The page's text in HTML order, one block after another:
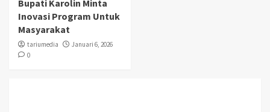
Bupati Karolin Minta
Inovasi Program Untuk
Masyarakat
tariumedia
Januari 6, 2026
0